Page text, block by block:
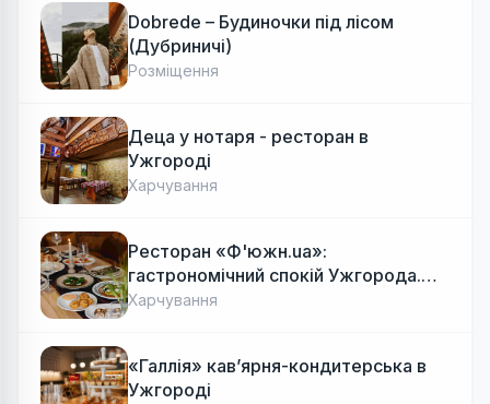
Dobrede – Будиночки під лісом
(Дубриничі)
Розміщення
Деца у нотаря - ресторан в
Ужгороді
Харчування
Ресторан «Ф'южн.ua»:
гастрономічний спокій Ужгорода.
Авторська локальна кухня, затишок
Харчування
«Галлія» кав’ярня-кондитерська в
Ужгороді